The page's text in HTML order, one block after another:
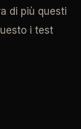
di più questi
i test